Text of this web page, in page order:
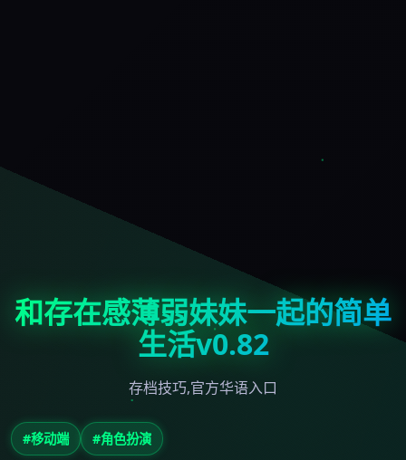
和存在感薄弱妹妹一起的简单
生活v0.82
存档技巧,官方华语入口
#移动端 #角色扮演